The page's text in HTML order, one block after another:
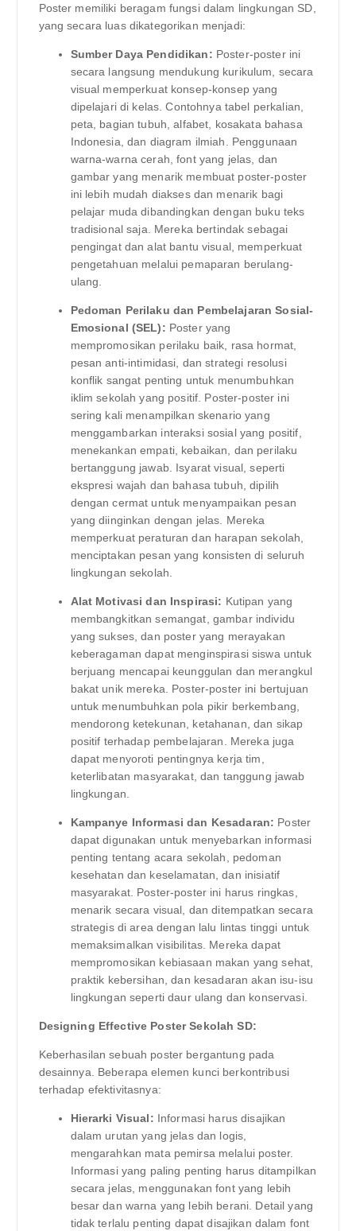
Poster memiliki beragam fungsi dalam lingkungan SD,
yang secara luas dikategorikan menjadi:
Sumber Daya Pendidikan: Poster-poster ini
secara langsung mendukung kurikulum, secara
visual memperkuat konsep-konsep yang
dipelajari di kelas. Contohnya tabel perkalian,
peta, bagian tubuh, alfabet, kosakata bahasa
Indonesia, dan diagram ilmiah. Penggunaan
warna-warna cerah, font yang jelas, dan
gambar yang menarik membuat poster-poster
ini lebih mudah diakses dan menarik bagi
pelajar muda dibandingkan dengan buku teks
tradisional saja. Mereka bertindak sebagai
pengingat dan alat bantu visual, memperkuat
pengetahuan melalui pemaparan berulang-
ulang.
Pedoman Perilaku dan Pembelajaran Sosial-
Emosional (SEL): Poster yang
mempromosikan perilaku baik, rasa hormat,
pesan anti-intimidasi, dan strategi resolusi
konflik sangat penting untuk menumbuhkan
iklim sekolah yang positif. Poster-poster ini
sering kali menampilkan skenario yang
menggambarkan interaksi sosial yang positif,
menekankan empati, kebaikan, dan perilaku
bertanggung jawab. Isyarat visual, seperti
ekspresi wajah dan bahasa tubuh, dipilih
dengan cermat untuk menyampaikan pesan
yang diinginkan dengan jelas. Mereka
memperkuat peraturan dan harapan sekolah,
menciptakan pesan yang konsisten di seluruh
lingkungan sekolah.
Alat Motivasi dan Inspirasi: Kutipan yang
membangkitkan semangat, gambar individu
yang sukses, dan poster yang merayakan
keberagaman dapat menginspirasi siswa untuk
berjuang mencapai keunggulan dan merangkul
bakat unik mereka. Poster-poster ini bertujuan
untuk menumbuhkan pola pikir berkembang,
mendorong ketekunan, ketahanan, dan sikap
positif terhadap pembelajaran. Mereka juga
dapat menyoroti pentingnya kerja tim,
keterlibatan masyarakat, dan tanggung jawab
lingkungan.
Kampanye Informasi dan Kesadaran: Poster
dapat digunakan untuk menyebarkan informasi
penting tentang acara sekolah, pedoman
kesehatan dan keselamatan, dan inisiatif
masyarakat. Poster-poster ini harus ringkas,
menarik secara visual, dan ditempatkan secara
strategis di area dengan lalu lintas tinggi untuk
memaksimalkan visibilitas. Mereka dapat
mempromosikan kebiasaan makan yang sehat,
praktik kebersihan, dan kesadaran akan isu-isu
lingkungan seperti daur ulang dan konservasi.
Designing Effective Poster Sekolah SD:
Keberhasilan sebuah poster bergantung pada
desainnya. Beberapa elemen kunci berkontribusi
terhadap efektivitasnya:
Hierarki Visual: Informasi harus disajikan
dalam urutan yang jelas dan logis,
mengarahkan mata pemirsa melalui poster.
Informasi yang paling penting harus ditampilkan
secara jelas, menggunakan font yang lebih
besar dan warna yang lebih berani. Detail yang
tidak terlalu penting dapat disajikan dalam font